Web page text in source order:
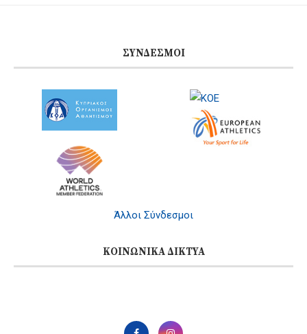
ΣΎΝΔΕΣΜΟΙ
Άλλοι Σύνδεσμοι
ΚΟΙΝΩΝΙΚΆ ΔΊΚΤΥΑ